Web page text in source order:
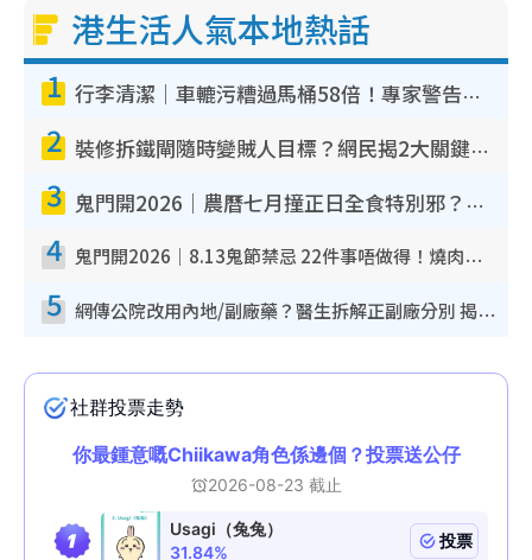
港生活人氣本地熱話
1 行李清潔｜車轆污糟過馬桶58倍！專家警告忌用酒精抹 教1招免污手除菌
2 裝修拆鐵閘隨時變賊人目標？網民揭2大關鍵用途：裝新式等於白裝？附新舊鐵閘分別
3 鬼門開2026｜農曆七月撞正日全食特別邪？專家警告切忌做一事！揭4大禁忌+2招保平安
4 鬼門開2026｜8.13鬼節禁忌 22件事唔做得！燒肉、刺身要少食？半夜勿吹口哨/打呢個電話
5 網傳公院改用內地/副廠藥？醫生拆解正副廠分別 揭4類人換藥隨時出事